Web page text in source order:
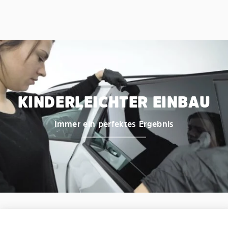
KINDERLEICHTER EINBAU
Immer ein perfektes Ergebnis